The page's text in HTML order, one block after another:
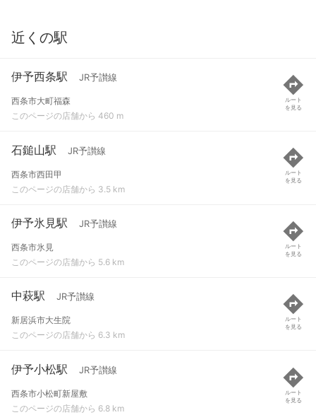
近くの駅
伊予西条駅 JR予讃線
西条市大町福森
このページの店舗から 460 m
ルート
を見る
石鎚山駅 JR予讃線
西条市西田甲
このページの店舗から 3.5 km
ルート
を見る
伊予氷見駅 JR予讃線
西条市氷見
このページの店舗から 5.6 km
ルート
を見る
中萩駅 JR予讃線
新居浜市大生院
このページの店舗から 6.3 km
ルート
を見る
伊予小松駅 JR予讃線
西条市小松町新屋敷
このページの店舗から 6.8 km
ルート
を見る